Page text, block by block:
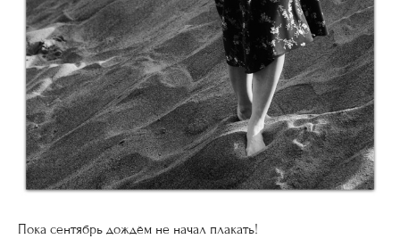
Пока сентябрь дождём не начал плакать!